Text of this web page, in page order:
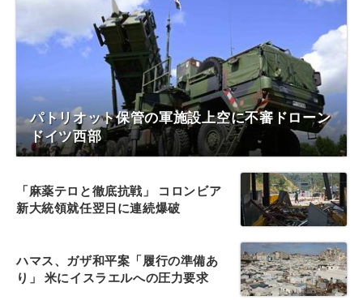
パトリオット保管の軍施設上空に不審ドローン
ドイツ西部
「麻薬テロと徹底抗戦」 コロンビア
新大統領就任翌日に連続爆破
ハマス、ガザ和平案「履行の準備あ
り」 米にイスラエルへの圧力要求